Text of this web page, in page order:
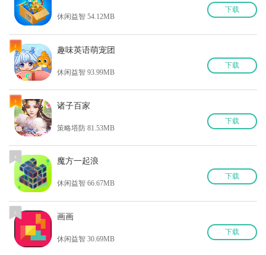
休闲益智 54.12MB
下载
2 趣味英语萌宠团
休闲益智 93.99MB
下载
3 诸子百家
策略塔防 81.53MB
下载
4 魔方一起浪
休闲益智 66.67MB
下载
5 画画
休闲益智 30.69MB
下载